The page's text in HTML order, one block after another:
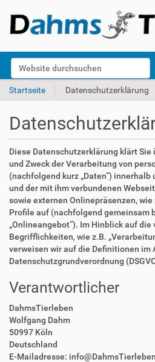
Website durchsuchen
k
Startseite Datenschutzerklärung
Diese Datenschutzerklärung klärt Sie
und Zweck der Verarbeitung von
(nachfolgend kurz „Daten“)
und der mit ihm verbundenen
sowie externen Onlinepräsenzen, wie
Profile auf (nachfolgend gemeinsam
„Onlineangebot“). Im Hinblick auf die
Begrifflichkeiten, wie z.B.
verweisen wir auf die Definitionen im
Datenschutzgrundverordnung
Verantwortlicher
DahmsTierleben
Wolfgang Dahm
50997 Köln
Deutschland
E-Mailadresse: